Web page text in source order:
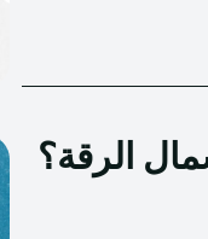
الرقة؟